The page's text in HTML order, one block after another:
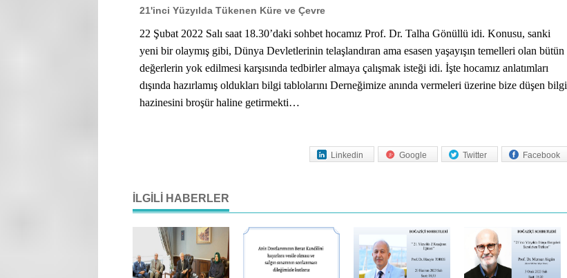
21'inci Yüzyılda Tükenen Küre ve Çevre
22 Şubat 2022 Salı saat 18.30’daki sohbet hocamız Prof. Dr. Talha Gönüllü idi. Konusu, sanki
yeni bir olaymış gibi, Dünya Devletlerinin telaşlandıran ama esasen yaşayışın temelleri olan bütün
değerlerin yok edilmesi karşısında tedbirler almaya çalışmak isteği idi. İşte hocamız anlatımları
dışında hazırlamış oldukları bilgi tablolarını Derneğimize anında vermeleri üzerine bize düşen bilgi
hazinesini broşür haline getirmekti…
Facebook
Twitter
Google
Linkedin
İLGILI HABERLER